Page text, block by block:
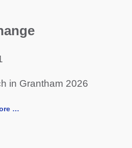
in Grantham 2026
…